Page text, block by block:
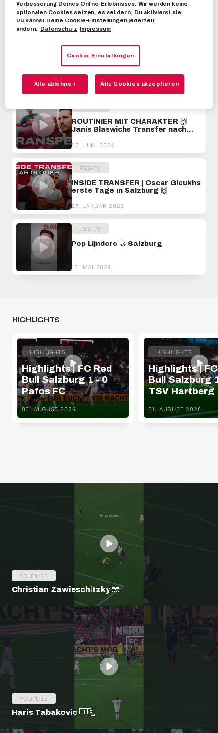
https://www.redbullshop.com/de-int/rb-salzburg/
RBS-TV 26. JUNI 2024
Dieses Video teilen:
EMPFOHLENE VIDEOS
ROUTINIER MIT CHARAKTER 🙌
Janis Blaswichs Transfer nach
Salzburg 🤝
26. JUNI 2024
RBS-TV
INSIDE TRANSFER | Oscar Gloukhs
erste Tage in Salzburg 🙌
27. JANUAR 2023
RBS-TV
Pep Lijnders 🤝 Salzburg
15. MAI 2024
HIGHLIGHTS
HIGHLIGHTS
Highlights | FC Red
Bull Salzburg 1 - 0
Pafos FC
06. AUGUST 2026
HIGHLIGHTS
Highlights |
Bull Salzburg
TSV Hartberg
01. AUGUST 2026
YOUTUBE
Christian Zawieschitzky 🧤
YOUTUBE
Haris Tabakovic 🇧🇦
Verbesserung Deines Online-Erlebnisses. Wir werden keine
optionalen Cookies setzen, es sei denn, Du aktivierst sie.
Du kannst Deine Cookie-Einstellungen jederzeit
ändern.
Datenschutz Impressum
Cookie-Einstellungen
Alle ablehnen Alle Cookies akzeptieren